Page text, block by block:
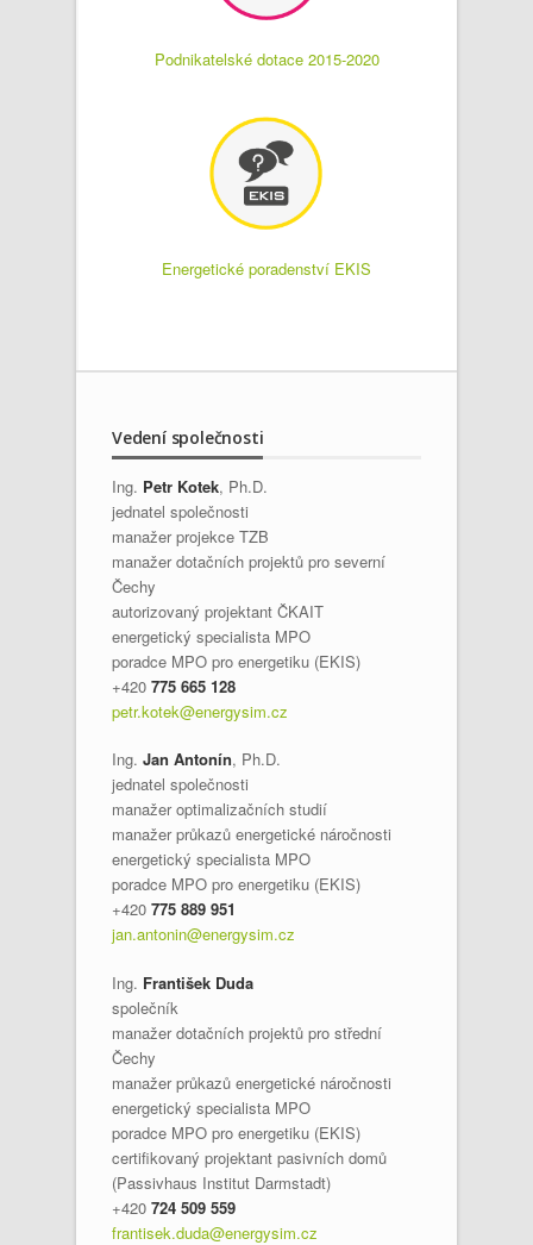
Podnikatelské dotace 2015-2020
Energetické poradenství EKIS
Vedení společnosti
Ing. Petr Kotek, Ph.D.
jednatel společnosti
manažer projekce TZB
manažer dotačních projektů pro severní
Čechy
autorizovaný projektant ČKAIT
energetický specialista MPO
poradce MPO pro energetiku (EKIS)
+420 775 665 128
petr.kotek@energysim.cz
Ing. Jan Antonín, Ph.D.
jednatel společnosti
manažer optimalizačních studií
manažer průkazů energetické náročnosti
energetický specialista MPO
poradce MPO pro energetiku (EKIS)
+420 775 889 951
jan.antonin@energysim.cz
Ing. František Duda
společník
manažer dotačních projektů pro střední
Čechy
manažer průkazů energetické náročnosti
energetický specialista MPO
poradce MPO pro energetiku (EKIS)
certifikovaný projektant pasivních domů
(Passivhaus Institut Darmstadt)
+420 724 509 559
frantisek.duda@energysim.cz